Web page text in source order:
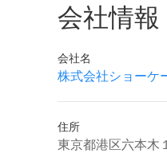
会社情報
会社名
株式会社ショーケ
住所
東京都港区六本木